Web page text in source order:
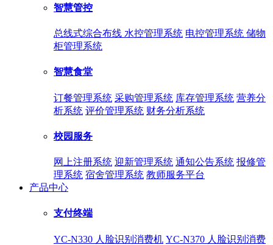
智慧管控
总线式综合布线 水控管理系统 电控管理系统 储物
柜管理系统
智慧食堂
订餐管理系统 采购管理系统 库存管理系统 营养分
析系统 评价管理系统 财务分析系统
校园服务
网上注册系统 迎新管理系统 通知公告系统 报修管
理系统 宿舍管理系统 教师服务平台
产品中心
支付终端
YC-N330 人脸识别消费机 YC-N370 人脸识别消费